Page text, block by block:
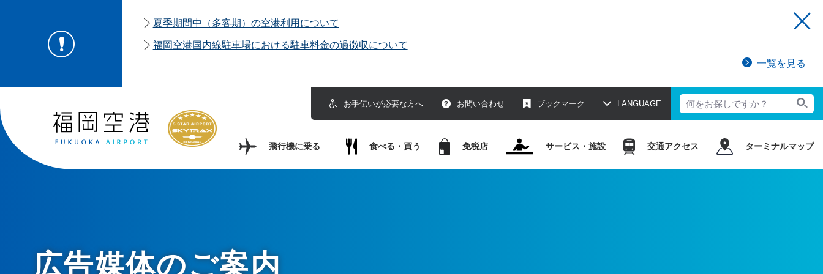
夏季期間中（多客期）の空港利用について
福岡空港国内線駐車場における駐車料金の過徴収について
一覧を見る
お手伝いが必要な方へ お問い合わせ ブックマーク LANGUAGE
飛行機に乗る 食べる・買う 免税店 サービス・施設 交通アクセス ターミナルマップ
広告媒体のご案内